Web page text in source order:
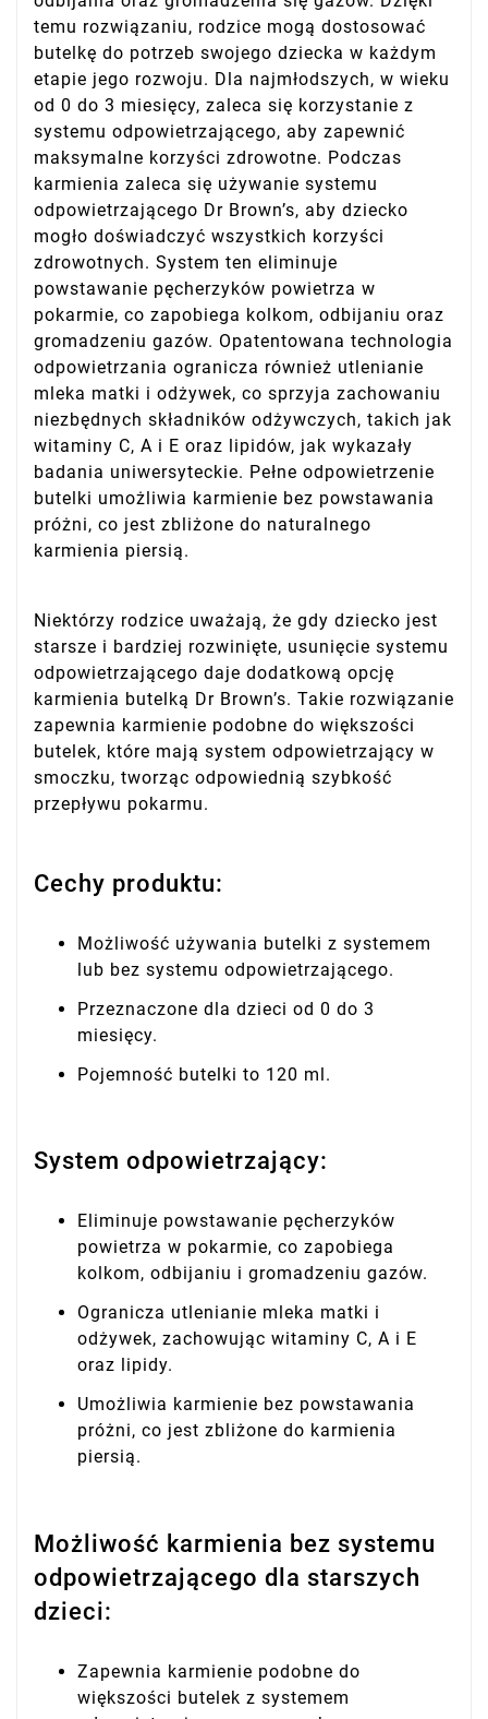
temu rozwiązaniu, rodzice mogą dostosować
butelkę do potrzeb swojego dziecka w każdym
etapie jego rozwoju. Dla najmłodszych, w wieku
od 0 do 3 miesięcy, zaleca się korzystanie z
systemu odpowietrzającego, aby zapewnić
maksymalne korzyści zdrowotne. Podczas
karmienia zaleca się używanie systemu
odpowietrzającego Dr Brown’s, aby dziecko
mogło doświadczyć wszystkich korzyści
zdrowotnych. System ten eliminuje
powstawanie pęcherzyków powietrza w
pokarmie, co zapobiega kolkom, odbijaniu oraz
gromadzeniu gazów. Opatentowana technologia
odpowietrzania ogranicza również utlenianie
mleka matki i odżywek, co sprzyja zachowaniu
niezbędnych składników odżywczych, takich jak
witaminy C, A i E oraz lipidów, jak wykazały
badania uniwersyteckie. Pełne odpowietrzenie
butelki umożliwia karmienie bez powstawania
próżni, co jest zbliżone do naturalnego
karmienia piersią.
Niektórzy rodzice uważają, że gdy dziecko jest
starsze i bardziej rozwinięte, usunięcie systemu
odpowietrzającego daje dodatkową opcję
karmienia butelką Dr Brown’s. Takie rozwiązanie
zapewnia karmienie podobne do większości
butelek, które mają system odpowietrzający w
smoczku, tworząc odpowiednią szybkość
przepływu pokarmu.
Cechy produktu:
Możliwość używania butelki z systemem
lub bez systemu odpowietrzającego.
Przeznaczone dla dzieci od 0 do 3
miesięcy.
Pojemność butelki to 120 ml.
System odpowietrzający:
Eliminuje powstawanie pęcherzyków
powietrza w pokarmie, co zapobiega
kolkom, odbijaniu i gromadzeniu gazów.
Ogranicza utlenianie mleka matki i
odżywek, zachowując witaminy C, A i E
oraz lipidy.
Umożliwia karmienie bez powstawania
próżni, co jest zbliżone do karmienia
piersią.
Możliwość karmienia bez systemu
odpowietrzającego dla starszych
dzieci:
Zapewnia karmienie podobne do
większości butelek z systemem